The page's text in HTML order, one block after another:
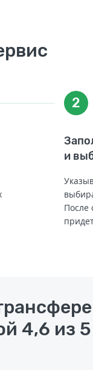
2
и
После
4,6 из 5